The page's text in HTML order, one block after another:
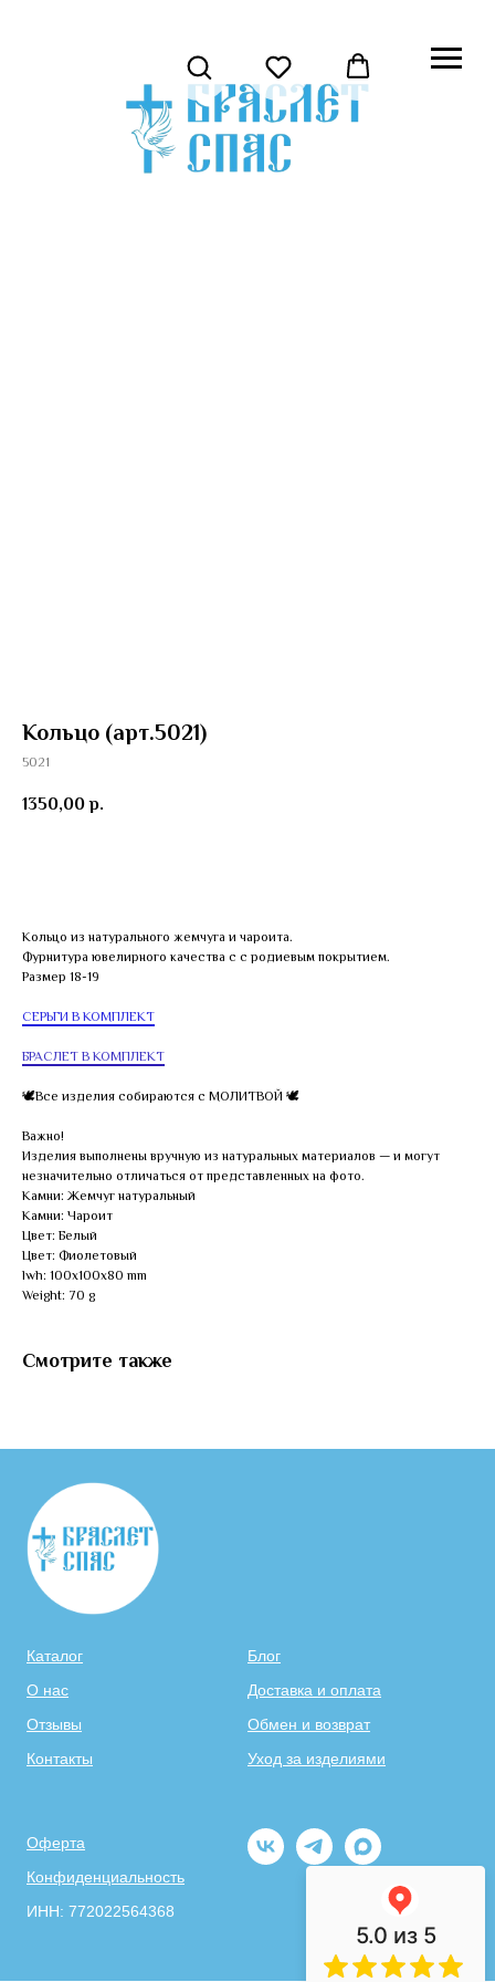
Кольцо (арт.5021)
5021
1350,00 р.
Кольцо из натурального жемчуга и чароита.
Фурнитура ювелирного качества с с родиевым покрытием.
Размер 18-19
СЕРЬГИ В КОМПЛЕКТ
БРАСЛЕТ В КОМПЛЕКТ
🕊Все изделия собираются с МОЛИТВОЙ 🕊
Важно!
Изделия выполнены вручную из натуральных материалов — и могут
незначительно отличаться от представленных на фото.
Камни: Жемчуг натуральный
Камни: Чароит
Цвет: Белый
Цвет: Фиолетовый
lwh: 100x100x80 mm
Weight: 70 g
Смотрите также
Каталог
О нас
Отзывы
Контакты
Блог
Доставка и оплата
Обмен и возврат
Уход за изделиями
Оферта
Конфиденциальность
ИНН: 772022564368
5.0 из 5